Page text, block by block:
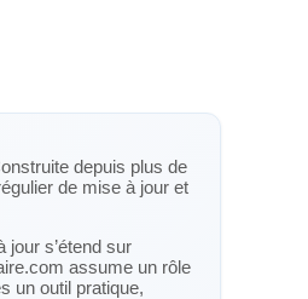
depuis plus de
de mise à jour et
jour s’étend sur
assume un rôle
un outil pratique,